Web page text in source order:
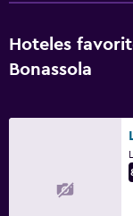
Hoteles
Bonassola